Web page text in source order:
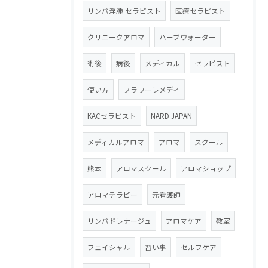
リンパ浮腫 セラピスト 医療セラピスト
クリニークアロマ ハーブウォーター
術後 病後 メディカル セラピスト
使い方 フラワーレメディ
KACセラピスト NARD JAPAN
メディカルアロマ アロマ スクール
熊本 アロマスクール アロマショップ
アロマテラピー 元看護師
リンパドレナージュ アロマケア 教室
フェイシャル 習い事 セルフケア